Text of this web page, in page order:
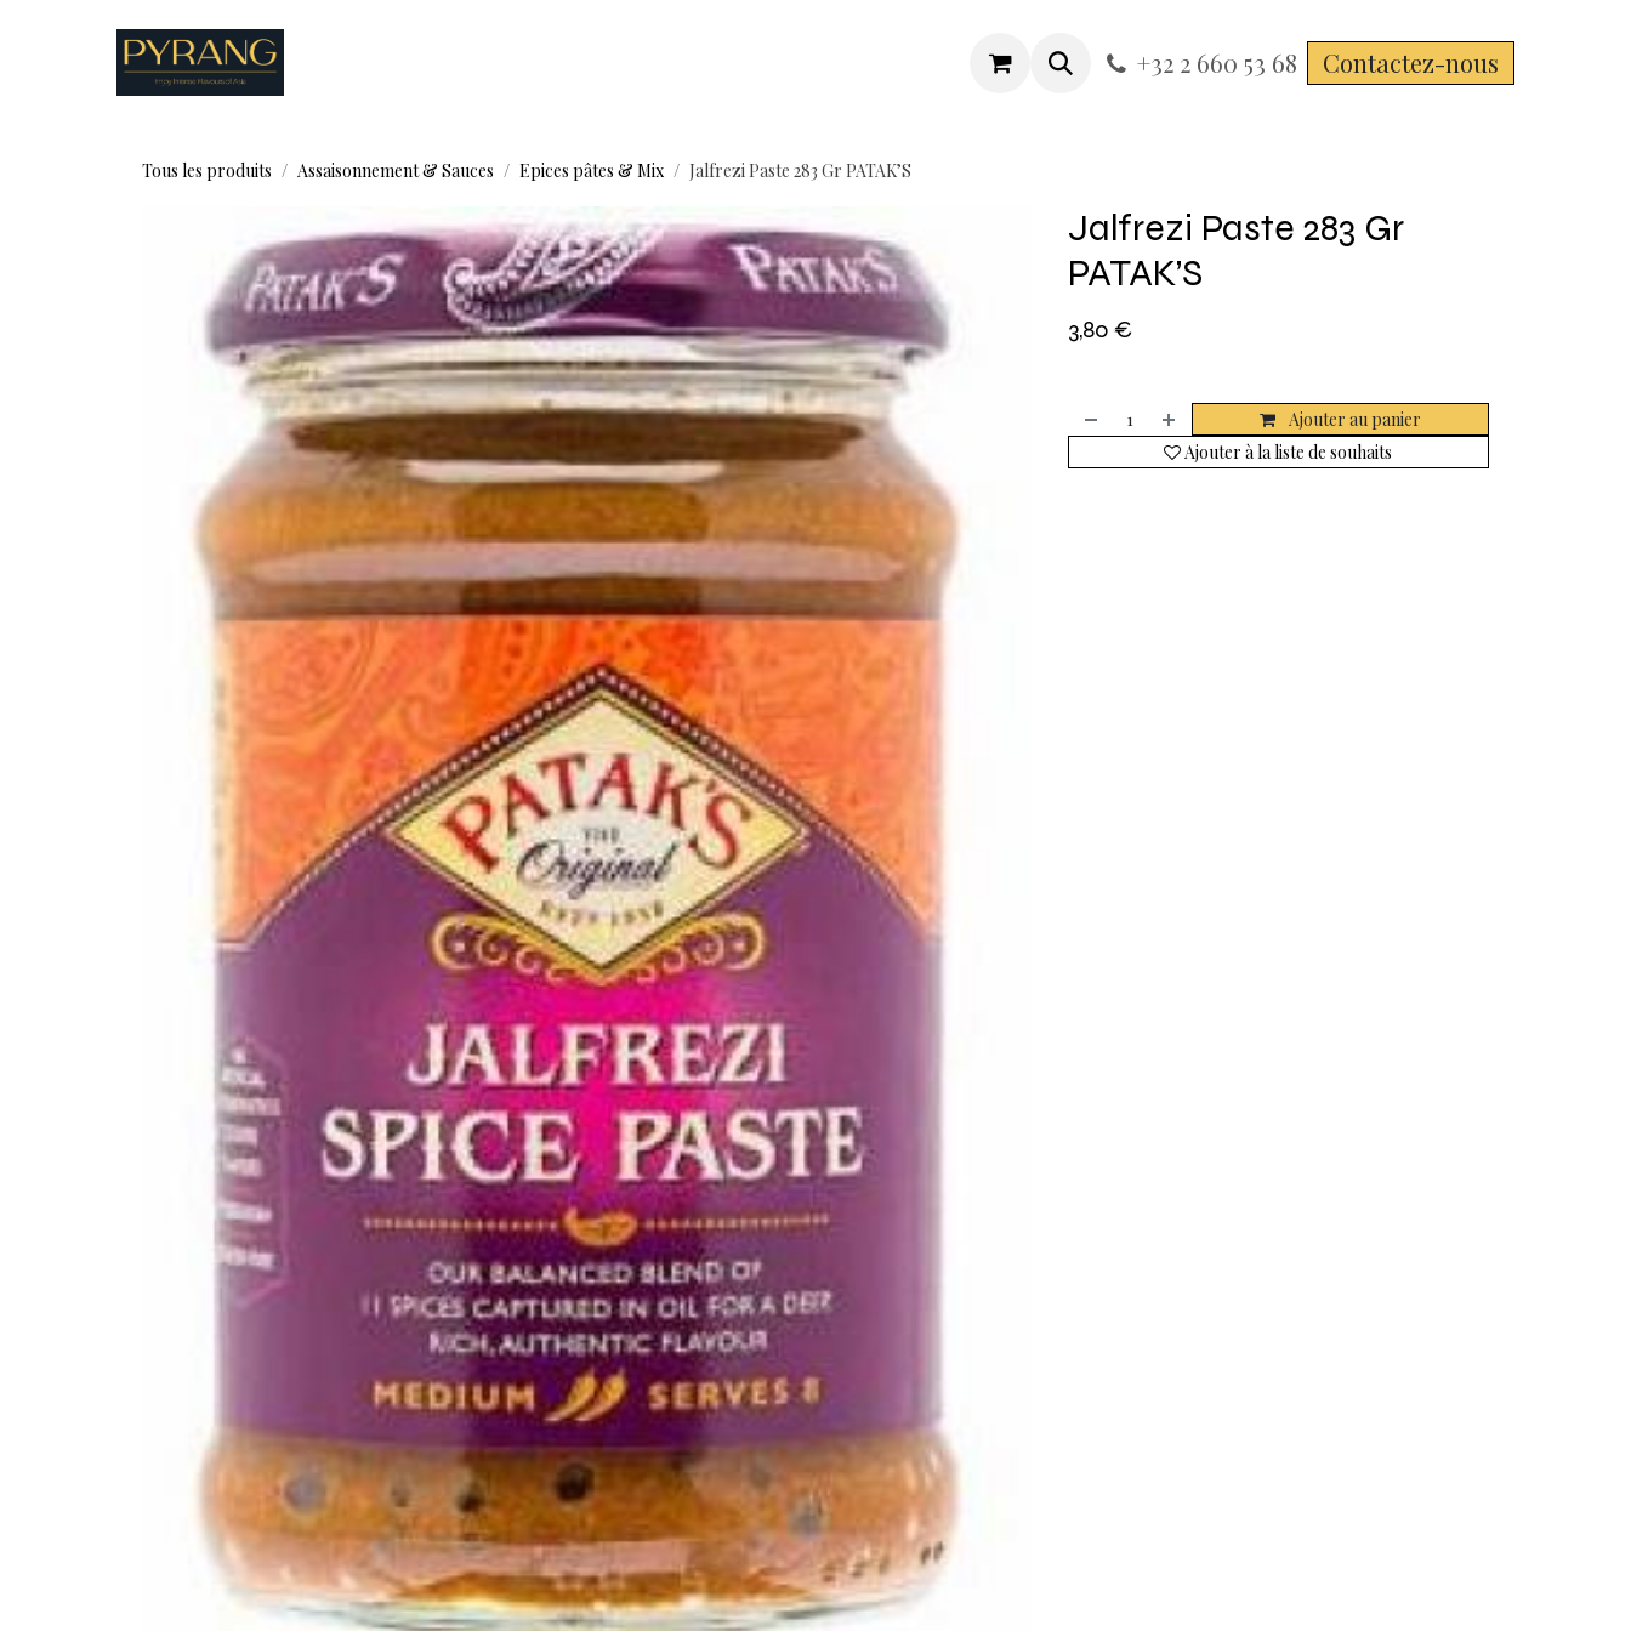
+32 2 660 53 68 Contactez-nous
Tous les produits Assaisonnement & Sauces Epices pâtes & Mix Jalfrezi Paste 283 Gr PATAK’S
Jalfrezi Paste 283 Gr
PATAK’S
3,80 €
Ajouter au panier
Ajouter à la liste de souhaits